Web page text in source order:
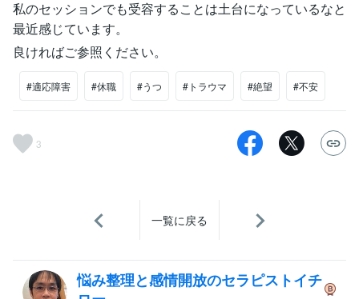
私のセッションでも受容することは土台になっているなと
最近感じています。
良ければご参照ください。
#適応障害 #休職 #うつ #トラウマ #絶望 #不安
3
一覧に戻る
悩み整理と感情開放のセラピストイチ